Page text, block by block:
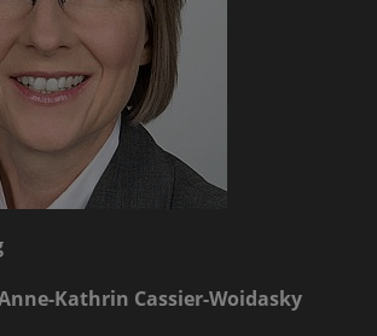
Kathrin Cassier-Woidasky